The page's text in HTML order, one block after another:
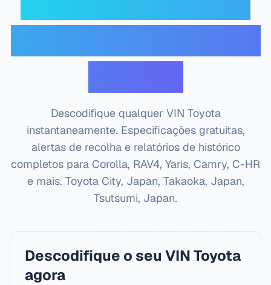
Descodifique qualquer VIN Toyota
instantaneamente. Especificações gratuitas,
alertas de recolha e relatórios de histórico
completos para Corolla, RAV4, Yaris, Camry, C-HR
e mais. Toyota City, Japan, Takaoka, Japan,
Tsutsumi, Japan.
Descodifique o seu VIN Toyota
agora